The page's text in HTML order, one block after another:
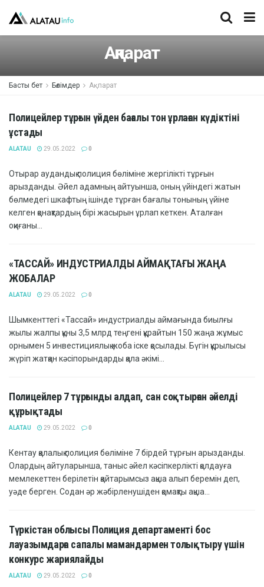
Ақпарат
Басты бет Бөлімдер Ақпарат
Полицейлер тұрғын үйден бағалы тон ұрлаған күдіктіні
ұстады
ALATAU 29.05.2022 0
Отырар аудандық полиция бөліміне жергілікті тұрғын
арызданды. Әйел адамның айтуынша, оның үйіндегі жатын
бөлмедегі шкафтың ішінде тұрған бағалы тонының үйіне
келген қонақтардың бірі жасырын ұрлап кеткен. Аталған
оқиғаны...
«ТАССАЙ» ИНДУСТРИАЛДЫ АЙМАҚТАҒЫ ЖАҢА
ЖОБАЛАР
ALATAU 29.05.2022 0
Шымкенттегі «Тассай» индустриалды аймағында биылғы
жылы жалпы құны 3,5 млрд теңгені құрайтын 150 жаңа жұмыс
орнымен 5 инвестициялық жоба іске қосылады. Бүгін құрылысы
жүріп жатқан кәсіпорындарды қала әкімі...
Полицейлер 7 тұрғынды алдап, сан соқтырған әйелді
құрықтады
ALATAU 29.05.2022 0
Кентау қалалық полиция бөліміне 7 бірдей тұрғын арызданды.
Олардың айтуларынша, таныс әйел кәсіпкерлікті қолдауға
мемлекеттен берілетін қайтарымсыз ақша алып беремін деп,
уәде берген. Содан әр жәбірленушіден қомақты ақша...
Түркістан облысы Полиция департаменті бос
лауазымдарға сапалы мамандармен толықтыру үшін
конкурс жариялайды
ALATAU 29.05.2022 0